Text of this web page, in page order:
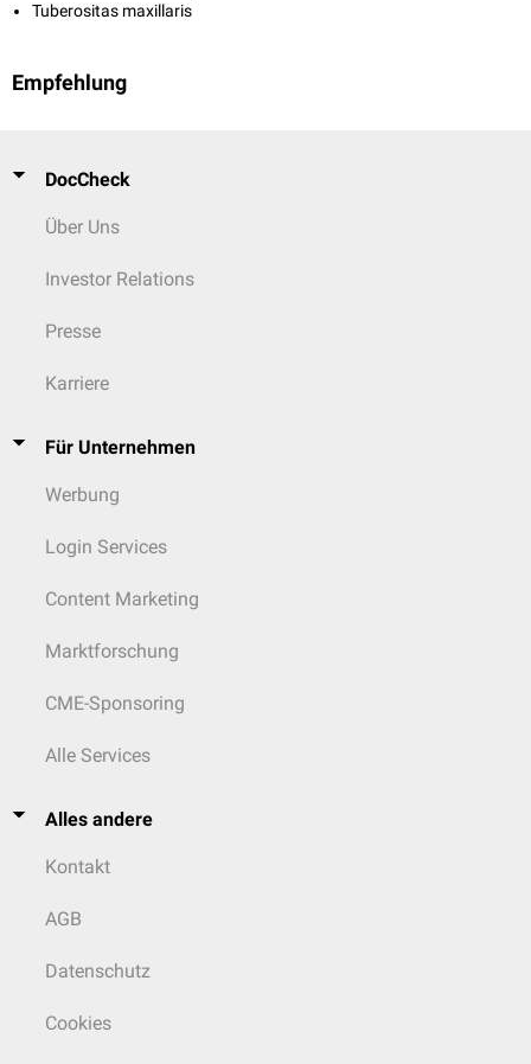
Tuberositas maxillaris
Empfehlung
DocCheck
Über Uns
Investor Relations
Presse
Karriere
Für Unternehmen
Werbung
Login Services
Content Marketing
Marktforschung
CME-Sponsoring
Alle Services
Alles andere
Kontakt
AGB
Datenschutz
Cookies